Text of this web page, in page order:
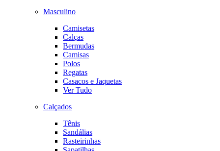
Masculino
Camisetas
Calças
Bermudas
Camisas
Polos
Regatas
Casacos e Jaquetas
Ver Tudo
Calçados
Tênis
Sandálias
Rasteirinhas